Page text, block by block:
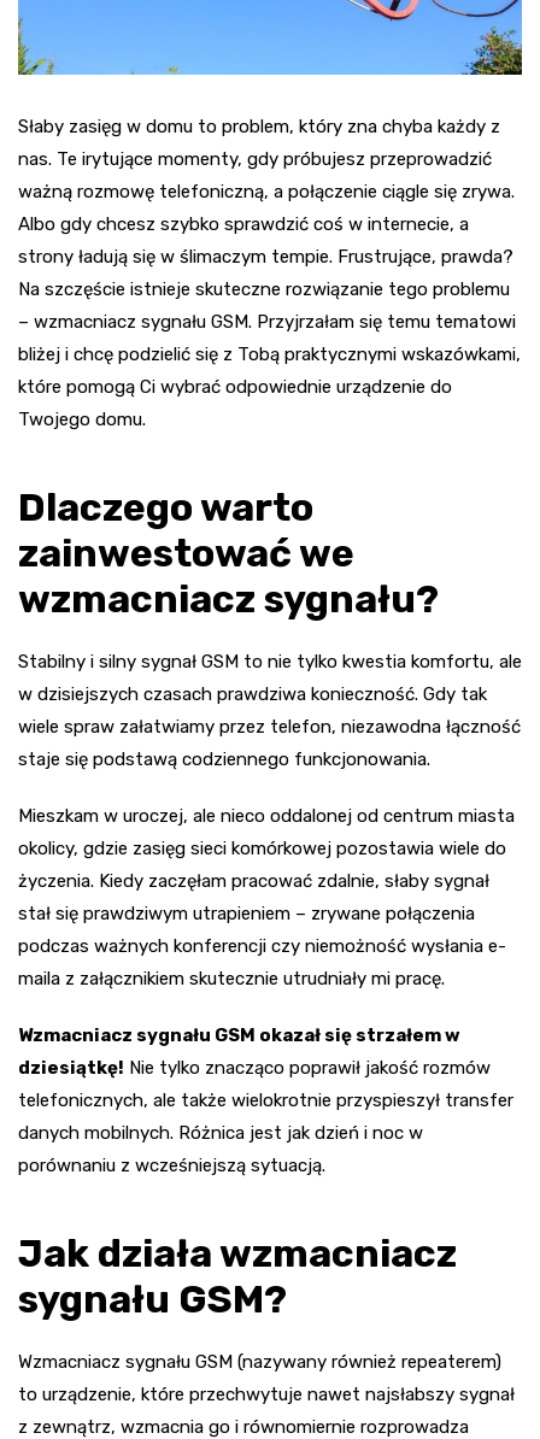
Słaby zasięg w domu to problem, który zna chyba każdy z
nas. Te irytujące momenty, gdy próbujesz przeprowadzić
ważną rozmowę telefoniczną, a połączenie ciągle się zrywa.
Albo gdy chcesz szybko sprawdzić coś w internecie, a
strony ładują się w ślimaczym tempie. Frustrujące, prawda?
Na szczęście istnieje skuteczne rozwiązanie tego problemu
– wzmacniacz sygnału GSM. Przyjrzałam się temu tematowi
bliżej i chcę podzielić się z Tobą praktycznymi wskazówkami,
które pomogą Ci wybrać odpowiednie urządzenie do
Twojego domu.
Dlaczego warto
zainwestować we
wzmacniacz sygnału?
Stabilny i silny sygnał GSM to nie tylko kwestia komfortu, ale
w dzisiejszych czasach prawdziwa konieczność. Gdy tak
wiele spraw załatwiamy przez telefon, niezawodna łączność
staje się podstawą codziennego funkcjonowania.
Mieszkam w uroczej, ale nieco oddalonej od centrum miasta
okolicy, gdzie zasięg sieci komórkowej pozostawia wiele do
życzenia. Kiedy zaczęłam pracować zdalnie, słaby sygnał
stał się prawdziwym utrapieniem – zrywane połączenia
podczas ważnych konferencji czy niemożność wysłania e-
maila z załącznikiem skutecznie utrudniały mi pracę.
Wzmacniacz sygnału GSM okazał się strzałem w
dziesiątkę! Nie tylko znacząco poprawił jakość rozmów
telefonicznych, ale także wielokrotnie przyspieszył transfer
danych mobilnych. Różnica jest jak dzień i noc w
porównaniu z wcześniejszą sytuacją.
Jak działa wzmacniacz
sygnału GSM?
Wzmacniacz sygnału GSM (nazywany również repeaterem)
to urządzenie, które przechwytuje nawet najsłabszy sygnał
z zewnątrz, wzmacnia go i równomiernie rozprowadza